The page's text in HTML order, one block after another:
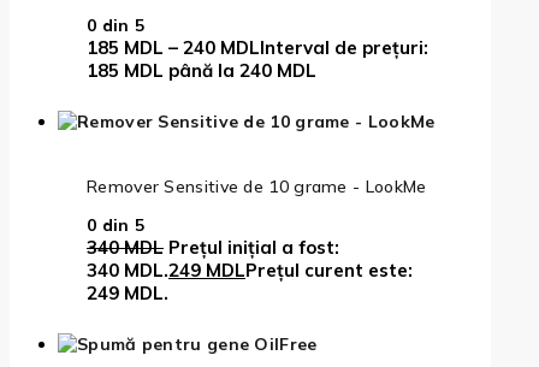
0 din 5
185 MDL – 240 MDLInterval de prețuri:
185 MDL până la 240 MDL
Remover Sensitive de 10 grame - LookMe
0 din 5
340MDL Prețul inițial a fost:
340 MDL.249 MDLPrețul curent este:
249 MDL.